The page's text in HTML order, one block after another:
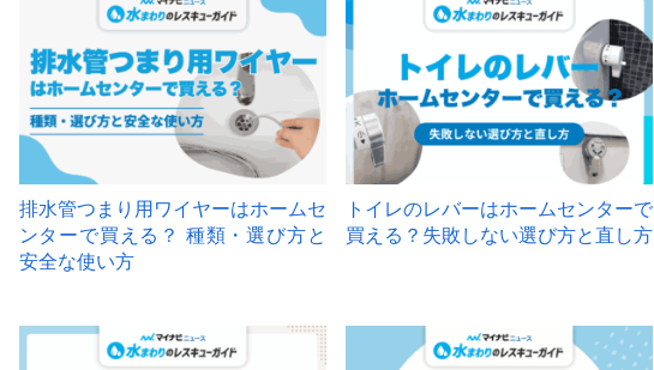
排水管つまり用ワイヤーはホームセ
ンターで買える？ 種類・選び方と
安全な使い方
トイレのレバーはホームセンターで
買える？失敗しない選び方と直し方